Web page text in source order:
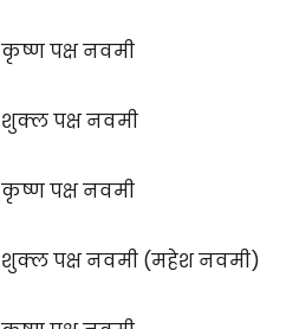
कृष्ण पक्ष नवमी
शुक्ल पक्ष नवमी
कृष्ण पक्ष नवमी
शुक्ल पक्ष नवमी (महेश नवमी)